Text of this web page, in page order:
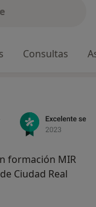
Consultas
formación MIR
Ciudad Real